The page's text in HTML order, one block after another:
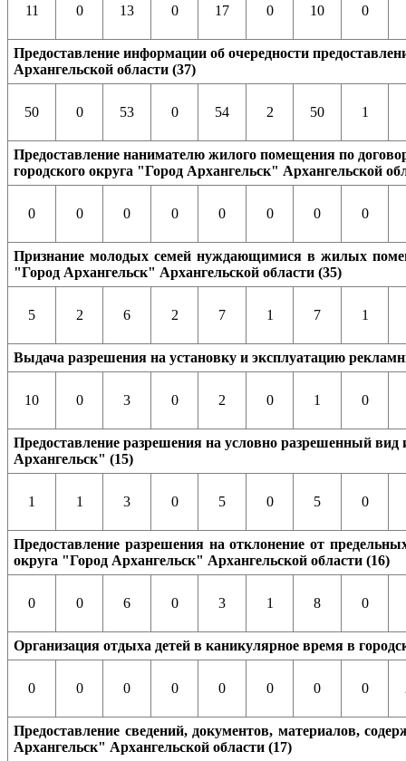
11 0 13 0 17 0 10 0
Предоставление информации об очередности
Архангельской области (37)
50 0 53 0 54 2 50 1
Предоставление нанимателю жилого помещения по
городского округа "Город Архангельск" Архангельской
0 0 0 0 0 0 0 0
Признание молодых семей нуждающимися в жилых
"Город Архангельск" Архангельской области (35)
5 2 6 2 7 1 7 1
Выдача разрешения на установку и эксплуатацию
10 0 3 0 2 0 1 0
Предоставление разрешения на условно разрешенный вид
Архангельск" (15)
1 1 3 0 5 0 5 0
Предоставление разрешения на отклонение от
округа "Город Архангельск" Архангельской области (16)
0 0 6 0 3 1 8 0
Организация отдыха детей в каникулярное время в
0 0 0 0 0 0 0 0
Предоставление сведений, документов, материалов,
Архангельск" Архангельской области (17)